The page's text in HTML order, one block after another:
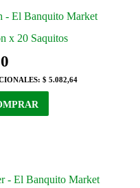
x 20 Saquitos
$ 5.082,64